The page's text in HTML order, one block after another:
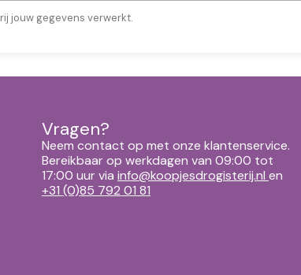
jouw gegevens verwerkt.
Vragen?
Neem contact op met onze klantenservice.
Bereikbaar op werkdagen van 09:00 tot
17:00 uur via info@koopjesdrogisterij.nl en
+31 (0)85 792 01 81